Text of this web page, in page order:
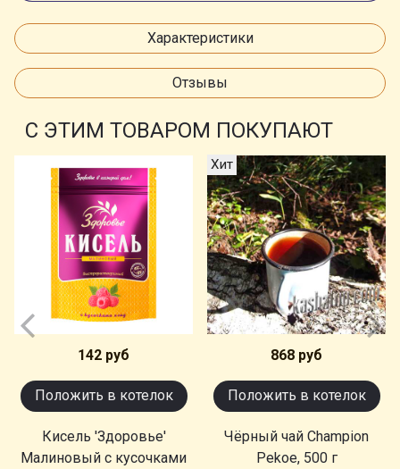
Характеристики
Отзывы
С ЭТИМ ТОВАРОМ ПОКУПАЮТ
142 руб
Положить в котелок
Кисель 'Здоровье'
Малиновый с кусочками
Хит
868 руб
Положить в котелок
Чёрный чай Champion
Pekoe, 500 г